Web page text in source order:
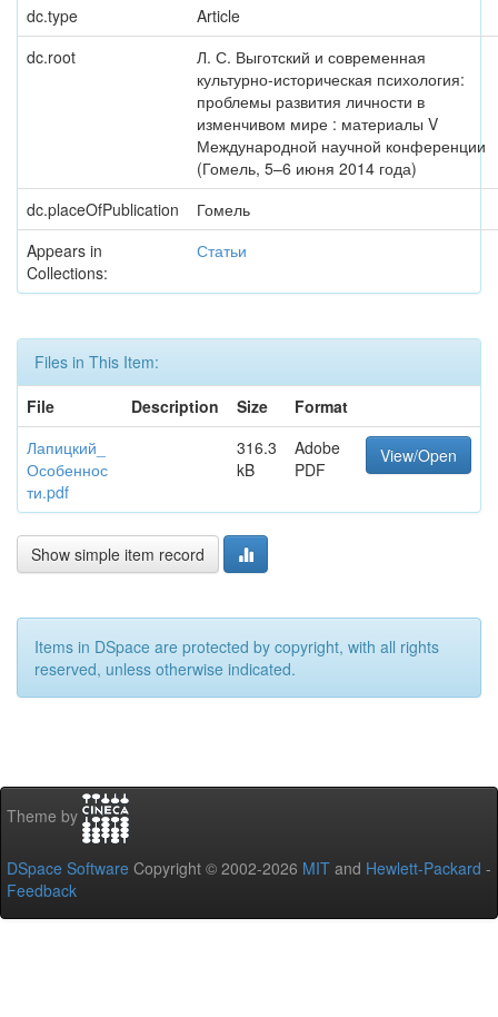
dc.type
Article
dc.root
Л. С. Выготский и современная
культурно-историческая психология:
проблемы развития личности в
изменчивом мире : материалы V
Международной научной конференции
(Гомель, 5–6 июня 2014 года)
dc.placeOfPublication
Гомель
Appears in
Collections:
Статьи
Files in This Item:
File
Description Size
Format
Лапицкий_
Особеннос
ти.pdf
316.3
kB
Adobe
PDF
View/Open
Show simple item record
Items in DSpace are protected by copyright, with all rights
reserved, unless otherwise indicated.
Theme by
DSpace Software Copyright © 2002-2026 MIT and Hewlett-Packard -
Feedback